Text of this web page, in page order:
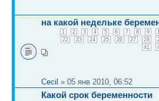
на какой недельке
1 2 3 4 5 6 7 8 9
22
23 24 25 26 27 28
41
Cecil » 05 янв 2010, 06:52
Какой срок беременности